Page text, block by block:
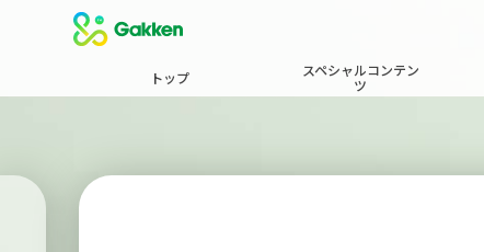
トップ
スペシャルコンテン
ツ